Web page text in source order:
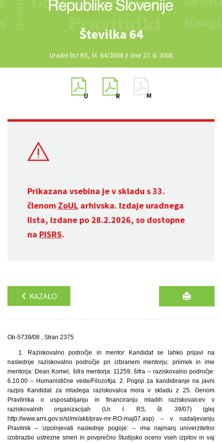
Številka 64
Uradni list RS, št. 64/2008 z dne 27. 6. 2008
Prikazana vsebina je v skladu s 33.
členom ZoUL arhivska. Izdaje uradnega
lista, izdane po 28.2.2026, so dostopne
na PISRS.
KAZALO
Ob-5739/08 , Stran 2375
1. Raziskovalno področje in mentor Kandidat se lahko prijavi na
naslednje raziskovalno področje pri izbranem mentorju: priimek in ime
mentorja: Dean Komel, šifra mentorja: 11259, šifra – raziskovalno področje:
6.10.00 – Humanistične vede/Filozofija. 2. Pogoji za kandidiranje na javni
razpis Kandidat za mladega raziskovalca mora v skladu z 25. členom
Pravilnika o usposabljanju in financiranju mladih raziskovalcev v
raziskovalnih organizacijah (Ur. l. RS, št. 39/07) (glej
http://www.arrs.gov.si/sl/mr/akti/prav-mr-RO-maj07.asp) – v nadaljevanju
Pravilnik – izpolnjevati naslednje pogoje: – ima najmanj univerzitetno
izobrazbo ustrezne smeri in povprečno študijsko oceno vseh izpitov in vaj